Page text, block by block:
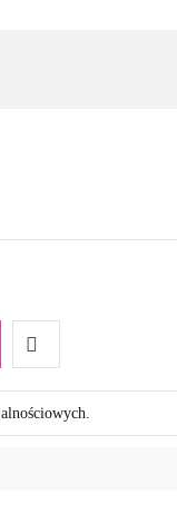
Do
przechowalni